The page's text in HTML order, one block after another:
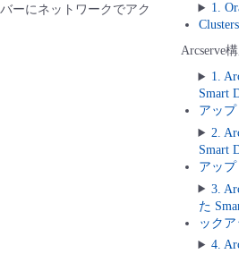
ーにネットワークでアク
1.
Arcserve
1.
Smart
アップ
2.
Smart
アップ
3.
た
ック
4.